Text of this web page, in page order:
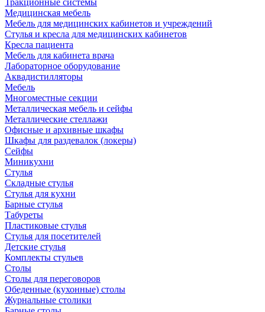
Тракционные системы
Медицинская мебель
Мебель для медицинских кабинетов и учреждений
Стулья и кресла для медицинских кабинетов
Кресла пациента
Мебель для кабинета врача
Лабораторное оборудование
Аквадистилляторы
Мебель
Многоместные секции
Металлическая мебель и сейфы
Металлические стеллажи
Офисные и архивные шкафы
Шкафы для раздевалок (локеры)
Сейфы
Миникухни
Стулья
Складные стулья
Стулья для кухни
Барные стулья
Табуреты
Пластиковые стулья
Стулья для посетителей
Детские стулья
Комплекты стульев
Столы
Столы для переговоров
Обеденные (кухонные) столы
Журнальные столики